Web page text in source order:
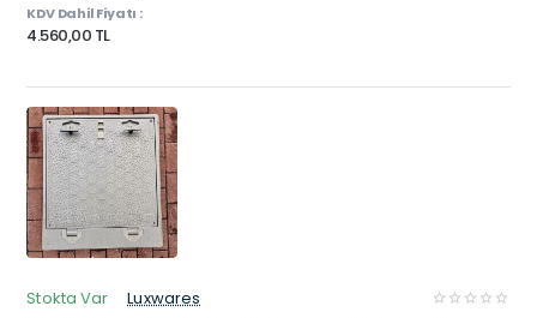
KDV Dahil Fiyatı :
4.560,00 TL
Stokta Var Luxwares